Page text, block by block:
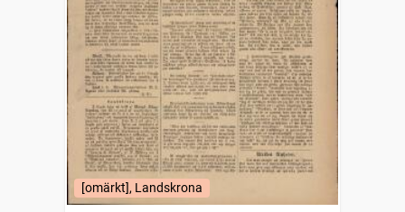
[omärkt], Landskrona